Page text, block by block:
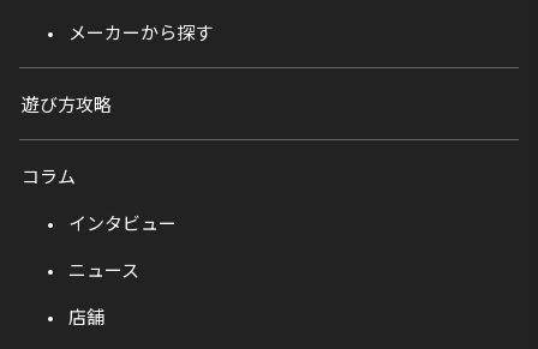
メーカーから探す
遊び方攻略
コラム
インタビュー
ニュース
店舗